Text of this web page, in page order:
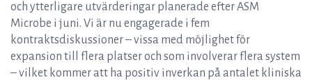
och ytterligare utvärderingar planerade efter ASM
Microbe i juni. Vi är nu engagerade i fem
kontraktsdiskussioner – vissa med möjlighet för
expansion till flera platser och som involverar flera system
– vilket kommer att ha positiv inverkan på antalet kliniska